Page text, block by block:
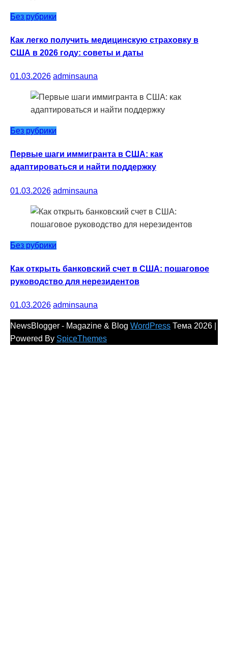
Без рубрики
Как легко получить медицинскую страховку в
США в 2026 году: советы и даты
01.03.2026 adminsauna
Без рубрики
Первые шаги иммигранта в США: как
адаптироваться и найти поддержку
01.03.2026 adminsauna
Без рубрики
Как открыть банковский счет в США: пошаговое
руководство для нерезидентов
01.03.2026 adminsauna
NewsBlogger - Magazine & Blog WordPress Тема 2026 |
Powered By SpiceThemes